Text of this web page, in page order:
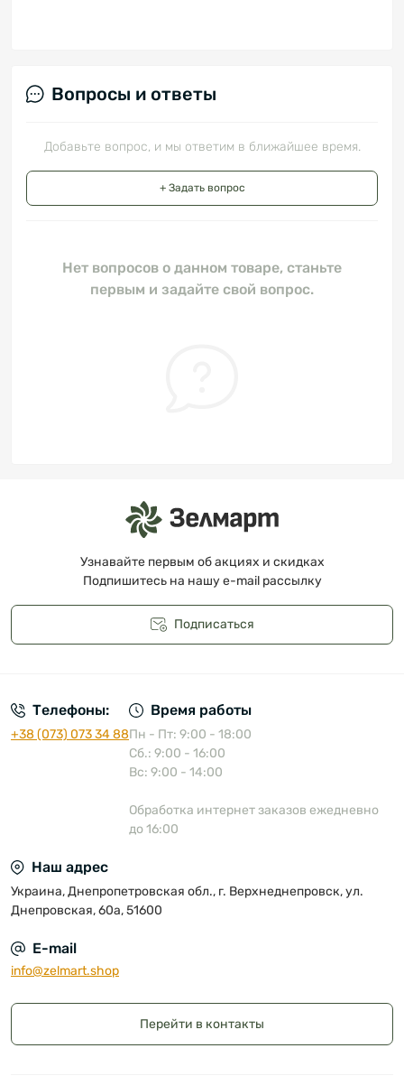
Вопросы и ответы
Добавьте вопрос, и мы ответим в ближайшее время.
+ Задать вопрос
Нет вопросов о данном товаре, станьте
первым и задайте свой вопрос.
Узнавайте первым об акциях и скидках
Подпишитесь на нашу e-mail рассылку
Подписаться
Телефоны:
+38 (073) 073 34 88
Время работы
Пн - Пт: 9:00 - 18:00
Сб.: 9:00 - 16:00
Вс: 9:00 - 14:00
Обработка интернет заказов ежедневно
до 16:00
Наш адрес
Украина, Днепропетровская обл., г. Верхнеднепровск, ул.
Днепровская, 60а, 51600
E-mail
info@zelmart.shop
Перейти в контакты